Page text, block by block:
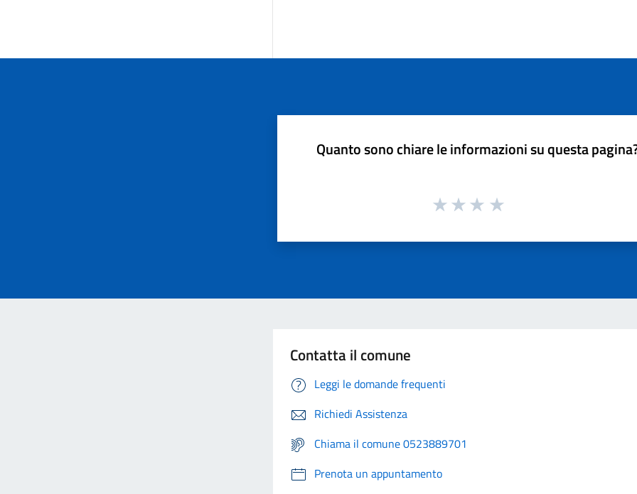
Quanto sono chiare le informazioni su questa
Contatta il comune
Leggi le domande frequenti
Richiedi Assistenza
Chiama il comune 0523889701
Prenota un appuntamento